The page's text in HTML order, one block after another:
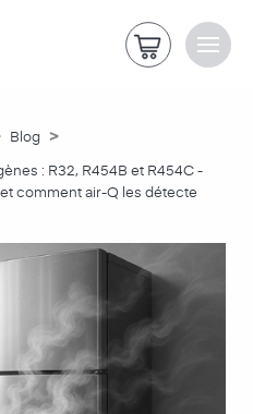
Blog >
: R32, R454B et R454C -
comment air-Q les détecte